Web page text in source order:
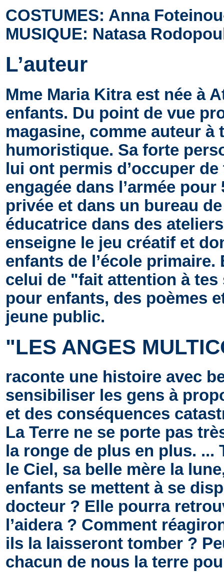
COSTUMES: Anna
MUSIQUE: Natasa
L’auteur
Mme Maria Kitra est née à
enfants. Du point de vue
magasine, comme auteur à
humoristique. Sa forte
lui ont permis d’occuper
engagée dans l’armée
privée et dans un bureau
éducatrice dans des
enseigne le jeu créatif et
enfants de l’école
celui de "fait attention à
pour enfants, des poèmes
jeune public.
"LES ANGES
raconte une histoire avec
sensibiliser les gens à
et des conséquences
La Terre ne se porte pas
la ronge de plus en plus. ...
le Ciel, sa belle mère la
enfants se mettent à se
docteur ? Elle pourra
l’aidera ? Comment
ils la laisseront tomber ?
chacun de nous la terre